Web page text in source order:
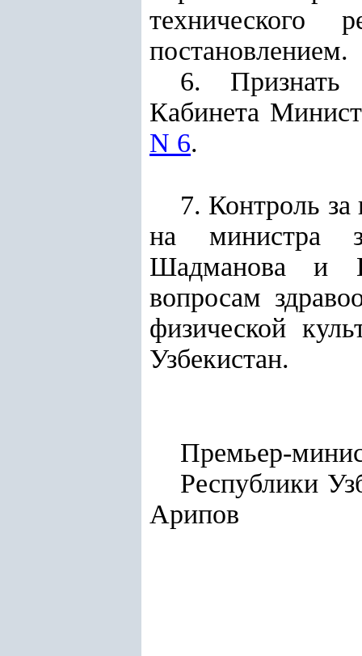
технического
постановлением.
6. Признать
Кабинета
N 6.
7. Контроль за
на министра
Шадманова и
вопросам
физической
Узбекистан.
Премьер-
Арипов